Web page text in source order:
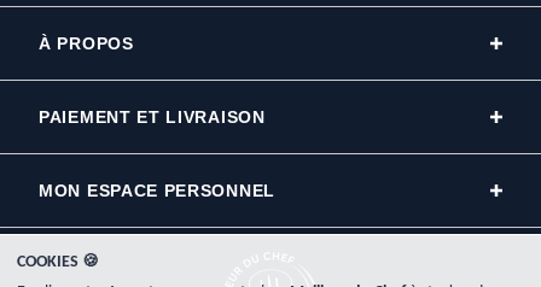
À PROPOS
PAIEMENT ET LIVRAISON
MON ESPACE PERSONNEL
COOKIES 🍪